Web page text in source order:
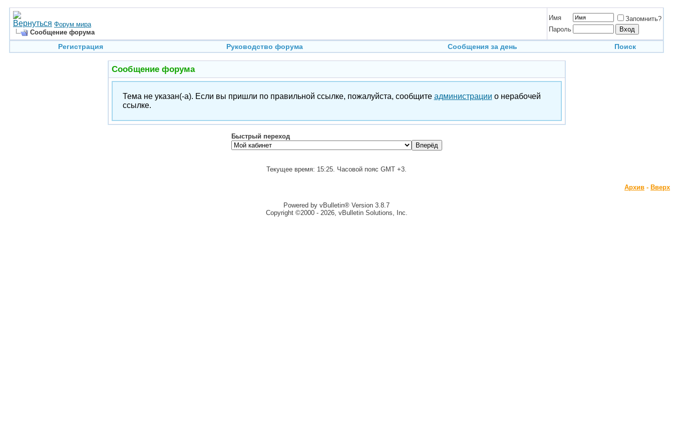
Форум мира
Сообщение форума
Имя
Запомнить?
Пароль
Регистрация Руководство форума Сообщения за день Поиск
Сообщение форума
Тема не указан(-а). Если вы пришли по правильной ссылке, пожалуйста, сообщите администрации о нерабочей
ссылке.
Быстрый переход
Текущее время: 15:25. Часовой пояс GMT +3.
Архив - Вверх
Powered by vBulletin® Version 3.8.7
Copyright ©2000 - 2026, vBulletin Solutions, Inc.